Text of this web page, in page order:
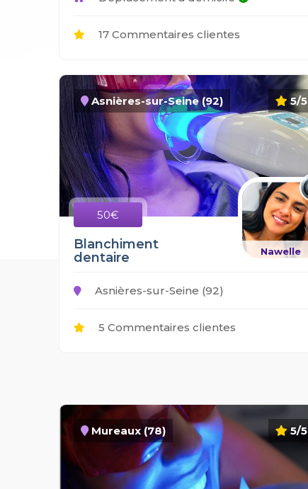
17 Commentaires clientes
5/5
Asnières-sur-Seine (92)
50€
Nawelle
Blanchiment
dentaire
Asnières-sur-Seine (92)
5 Commentaires clientes
5/5
Mureaux (78)